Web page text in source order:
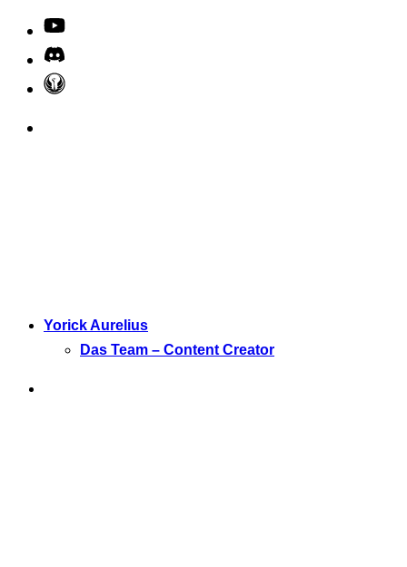
Yorick Aurelius
Das Team – Content Creator